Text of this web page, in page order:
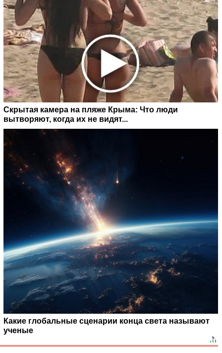
Скрытая камера на пляже Крыма: Что люди
вытворяют, когда их не видят...
Какие глобальные сценарии конца света называют
ученые